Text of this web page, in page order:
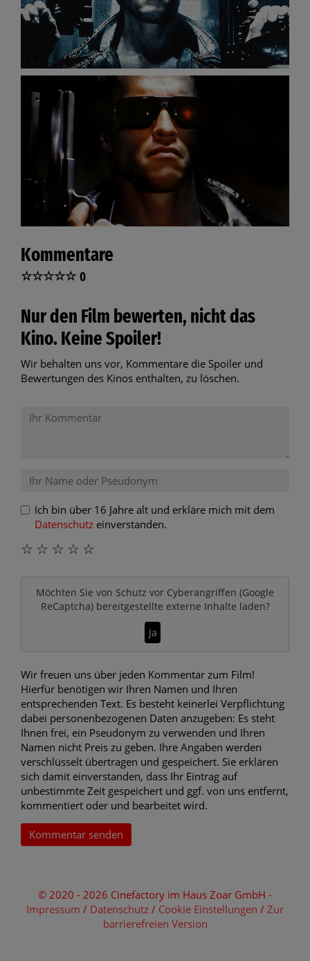
Kommentare
☆☆☆☆☆ 0
Nur den Film bewerten, nicht das
Kino. Keine Spoiler!
Wir behalten uns vor, Kommentare die Spoiler und
Bewertungen des Kinos enthalten, zu löschen.
Ich bin über 16 Jahre alt und erkläre mich mit dem
Datenschutz einverstanden.
☆
☆
☆
☆
☆
Möchten Sie von Schutz vor Cyberangriffen (Google
ReCaptcha)bereitgestellte externe Inhalte laden?
Ja
Wir freuen uns über jeden Kommentar zum Film!
Hierfür benötigen wir Ihren Namen und Ihren
entsprechenden Text. Es besteht keinerlei Verpflichtung
dabei personenbezogenen Daten anzugeben: Es steht
Ihnen frei, ein Pseudonym zu verwenden und Ihren
Namen nicht Preis zu geben. Ihre Angaben werden
verschlüsselt übertragen und gespeichert. Sie erklären
sich damit einverstanden, dass Ihr Eintrag auf
unbestimmte Zeit gespeichert und ggf. von uns entfernt,
kommentiert oder und bearbeitet wird.
Kommentar senden
© 2020 - 2026 Cinefactory im Haus Zoar GmbH -
Impressum / Datenschutz / Cookie Einstellungen / Zur
barrierefreien Version